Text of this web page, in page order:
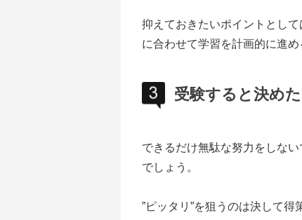
抑えておきたいポイントとし
に合わせて学習を計画的に進
受験すると決め
できるだけ無駄な努力をしな
でしょう。
”ピッタリ”を狙うのは決して